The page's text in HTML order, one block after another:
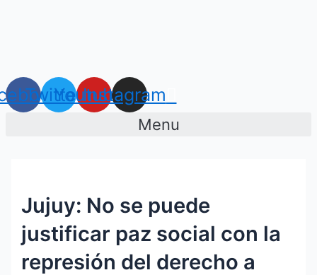
TwitterYoutube
Instagram
Menu
Jujuy: No se puede
justificar paz social con la
represión del derecho a